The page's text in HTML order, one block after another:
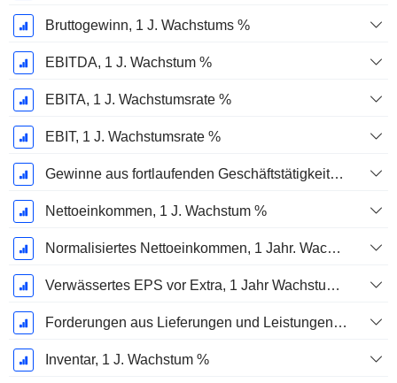
Bruttogewinn, 1 J. Wachstums %
EBITDA, 1 J. Wachstum %
EBITA, 1 J. Wachstumsrate %
EBIT, 1 J. Wachstumsrate %
Gewinne aus fortlaufenden Geschäftstätigkeiten, 1 Jahr Wachstumsrate %
Nettoeinkommen, 1 J. Wachstum %
Normalisiertes Nettoeinkommen, 1 Jahr. Wachstums %
Verwässertes EPS vor Extra, 1 Jahr Wachstumsrate %
Forderungen aus Lieferungen und Leistungen, 1 Jahr Wachstum %
Inventar, 1 J. Wachstum %